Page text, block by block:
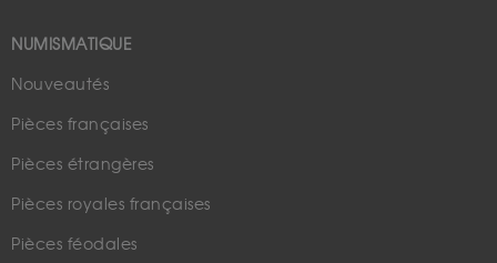
NUMISMATIQUE
Nouveautés
Pièces françaises
Pièces étrangères
Pièces royales françaises
Pièces féodales